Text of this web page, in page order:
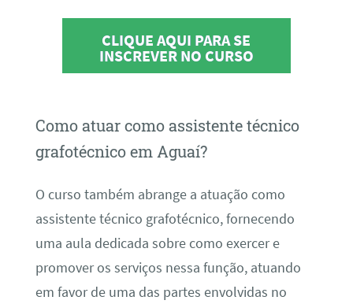
CLIQUE AQUI PARA SE
INSCREVER NO CURSO
Como atuar como assistente técnico
grafotécnico em Aguaí?
O curso também abrange a atuação como
assistente técnico grafotécnico, fornecendo
uma aula dedicada sobre como exercer e
promover os serviços nessa função, atuando
em favor de uma das partes envolvidas no